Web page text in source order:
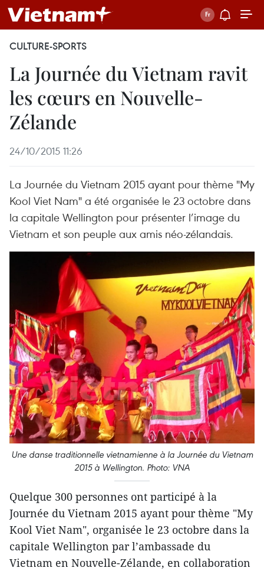
CULTURE-SPORTS
La Journée du Vietnam ravit
les cœurs en Nouvelle-
Zélande
24/10/2015 11:26
La Journée du Vietnam 2015 ayant pour thème "My
Kool Viet Nam" a été organisée le 23 octobre dans
la capitale Wellington pour présenter l’image du
Vietnam et son peuple aux amis néo-zélandais.
Une danse traditionnelle vietnamienne à la Journée du Vietnam
2015 à Wellington. Photo: VNA
Quelque 300 personnes ont participé à la
Journée du Vietnam 2015 ayant pour thème "My
Kool Viet Nam", organisée le 23 octobre dans la
capitale Wellington par l’ambassade du
Vietnam en Nouvelle-Zélande, en collaboration